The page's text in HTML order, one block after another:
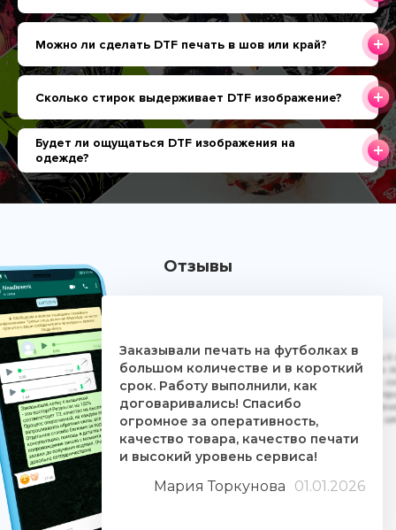
Можно ли сделать DTF печать в шов или край?
Сколько стирок выдерживает DTF изображение?
Будет ли ощущаться DTF изображения на
одежде?
Отзывы
Заказывали печать на футболках в
большом количестве и в короткий
срок. Работу выполнили, как
договаривались! Спасибо
огромное за оперативность,
качество товара, качество печати
и высокий уровень сервиса!
Мария Торкунова 01.01.2026
Дочке на 18-летие решили заказать
ребятам. Времени было всего сутки.
взялись за работу, сделали макеты,
Огромное им спасибо. Дочка была
знают свое дело и отдаются ему
людьми. Качество печати